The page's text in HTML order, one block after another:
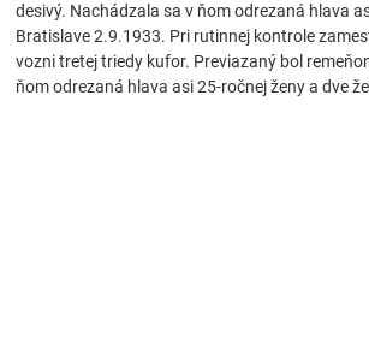
desivý. Nachádzala sa v ňom odrezaná hlava
Bratislave 2.9.1933. Pri rutinnej kontrole
vozni tretej triedy kufor. Previazaný bol
ňom odrezaná hlava asi 25-ročnej ženy a dve